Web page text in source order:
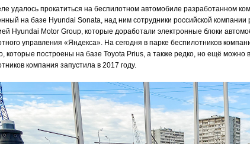
удалось прокатиться на беспилотном автомобиле разработанном
на базе Hyundai Sonata, над ним сотрудники российской
Hyundai Motor Group, которые доработали электронные блоки
управления «Яндекса». На сегодня в парке беспилотников
которые построены на базе Toyota Prius, а также редко, но ещё
компания запустила в 2017 году.